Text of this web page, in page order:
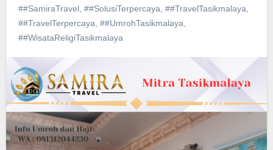
##SamiraTravel, ##SolusiTerpercaya, ##TravelTasikmalaya,
##TravelTerpercaya, ##UmrohTasikmalaya,
##WisataReligiTasikmalaya